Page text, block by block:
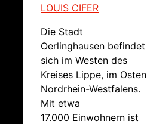
LOUIS CIFER
Die Stadt
Oerlinghausen befindet
sich im Westen des
Kreises Lippe, im Osten
Nordrhein-Westfalens.
Mit etwa
17.000 Einwohnern ist